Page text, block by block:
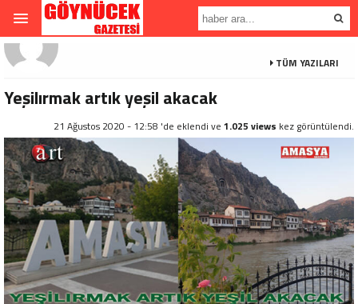
TÜM YAZILARI
Yeşilırmak artık yeşil akacak
21 Ağustos 2020 - 12:58 'de eklendi ve 1.025 views kez görüntülendi.